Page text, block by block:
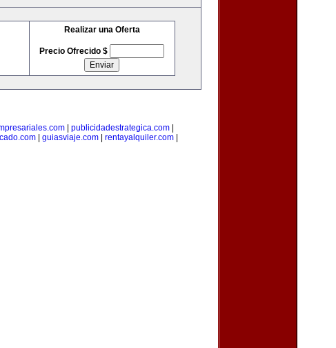
Realizar una Oferta
Precio Ofrecido $
publicidadestrategica.com
guiasviaje.com rentayalquiler.com